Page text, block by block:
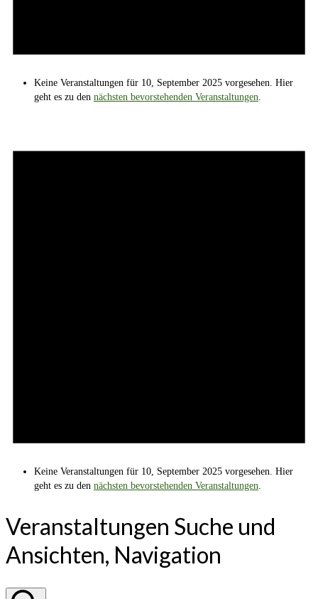
Keine Veranstaltungen für 10, September 2025 vorgesehen. Hier
geht es zu den nächsten bevorstehenden Veranstaltungen.
Keine Veranstaltungen für 10, September 2025 vorgesehen. Hier
geht es zu den nächsten bevorstehenden Veranstaltungen.
Veranstaltungen Suche und
Ansichten, Navigation